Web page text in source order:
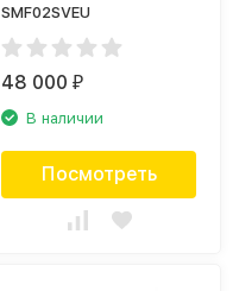
SMF02SVEU
48 000₽
В наличии
Посмотреть